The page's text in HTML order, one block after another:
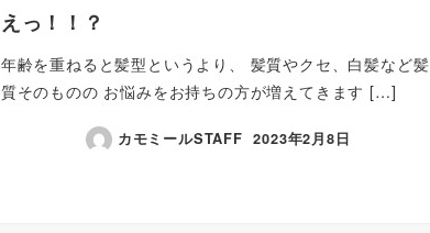
えっ！！？
年齢を重ねると髪型というより、 髪質やクセ、白髪など髪
質そのものの お悩みをお持ちの方が増えてきます […]
カモミールSTAFF 2023年2月8日